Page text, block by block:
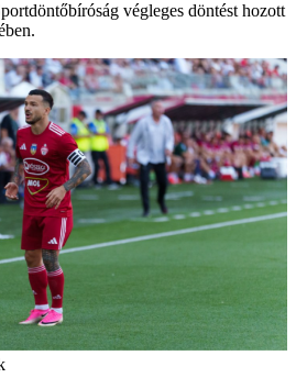
végleges döntést hozott